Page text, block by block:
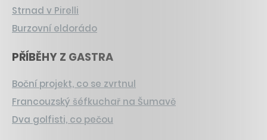
Strnad v Pirelli
Burzovní eldorádo
PŘÍBĚHY Z GASTRA
Boční projekt, co se zvrtnul
Francouzský šéfkuchař na Šumavě
Dva golfisti, co pečou